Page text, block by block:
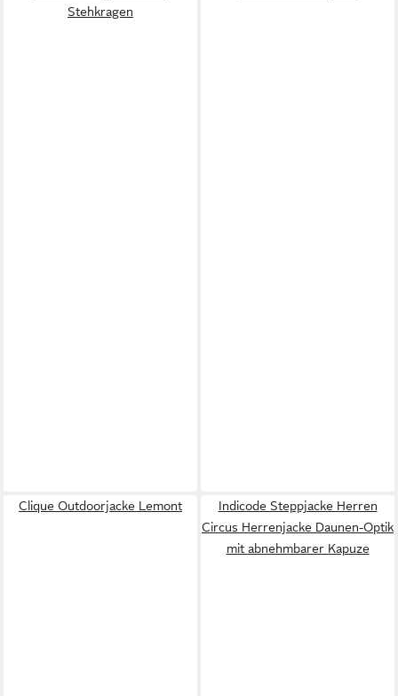
Stehkragen
Clique Outdoorjacke Lemont
Indicode Steppjacke Herren
Circus Herrenjacke Daunen-Optik
mit abnehmbarer Kapuze